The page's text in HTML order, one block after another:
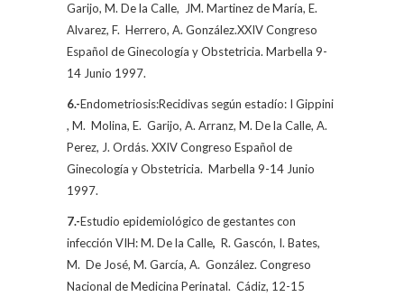
Garijo, M. De la Calle,
JM. Martinez de María, E.
Alvarez, F. Herrero, A. González.XXIV Congreso
Español de Ginecología y Obstetricia. Marbella 9-
14 Junio 1997.
6.-Endometriosis:Recidivas según estadío: I Gippini
, M. Molina, E. Garijo, A. Arranz, M. De la Calle, A.
Perez, J. Ordás. XXIV Congreso Español de
Ginecología y Obstetricia. Marbella 9-14 Junio
1997.
7.-Estudio epidemiológico de gestantes con
infección VIH:M. De la Calle, R. Gascón, I. Bates,
M. De José, M. García, A. González. Congreso
Nacional de Medicina Perinatal. Cádiz, 12-15